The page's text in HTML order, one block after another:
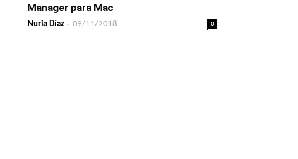
Manager para Mac
Nuria Díaz - 09/11/2018 0